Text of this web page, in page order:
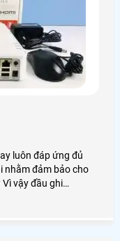
luôn đáp ứng đủ
nhằm đảm bảo cho
vậy đầu ghi